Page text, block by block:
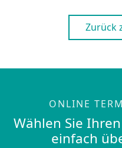
Zurück
ONLINE
Wählen Sie
einfach